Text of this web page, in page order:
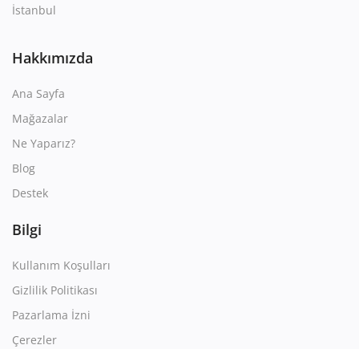
İstanbul
Hakkımızda
Ana Sayfa
Mağazalar
Ne Yaparız?
Blog
Destek
Bilgi
Kullanım Koşulları
Gizlilik Politikası
Pazarlama İzni
Çerezler